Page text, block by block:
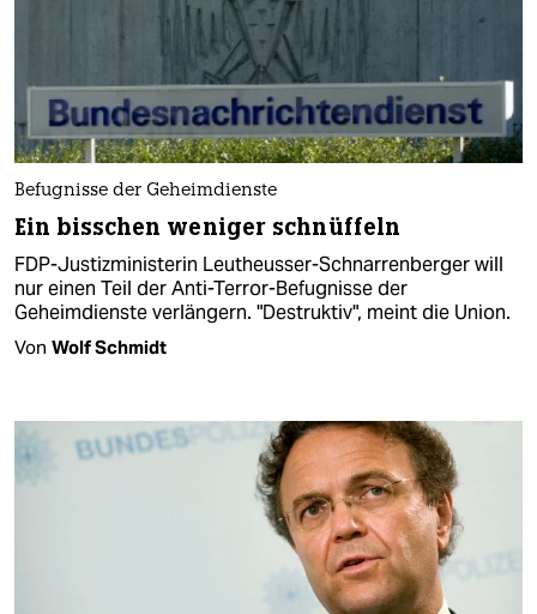
Befugnisse der Geheimdienste
Ein bisschen weniger schnüffeln
FDP-Justizministerin Leutheusser-Schnarrenberger will
nur einen Teil der Anti-Terror-Befugnisse der
Geheimdienste verlängern. "Destruktiv", meint die Union.
Von Wolf Schmidt